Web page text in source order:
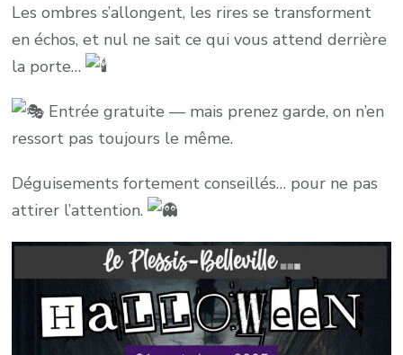
Les ombres s’allongent, les rires se transforment
en échos, et nul ne sait ce qui vous attend derrière
la porte…
Entrée gratuite — mais prenez garde, on n’en
ressort pas toujours le même.
Déguisements fortement conseillés… pour ne pas
attirer l’attention.